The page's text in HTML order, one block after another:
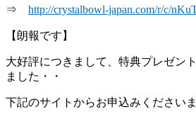
⇒ http://crystalbowl-japan.com/r/c/
【朗報です】
大好評につきまして、特典プレゼン
ました・・
下記のサイトからお申込みください